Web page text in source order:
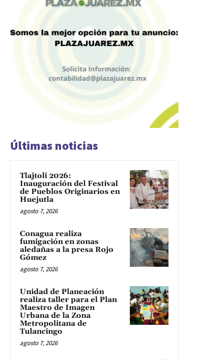
Últimas noticias
Tlajtoli 2026:
Inauguración del Festival
de Pueblos Originarios en
Huejutla
agosto 7, 2026
Conagua realiza
fumigación en zonas
aledañas a la presa Rojo
Gómez
agosto 7, 2026
Unidad de Planeación
realiza taller para el Plan
Maestro de Imagen
Urbana de la Zona
Metropolitana de
Tulancingo
agosto 7, 2026